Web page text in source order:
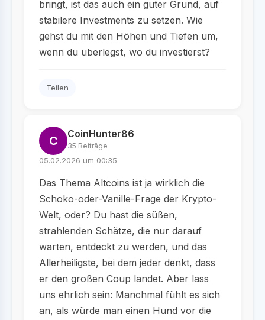
bringt, ist das auch ein guter Grund, auf
stabilere Investments zu setzen. Wie
gehst du mit den Höhen und Tiefen um,
wenn du überlegst, wo du investierst?
Teilen
C CoinHunter86
35 Beiträge
05.02.2026 um 00:35
Das Thema Altcoins ist ja wirklich die
Schoko-oder-Vanille-Frage der Krypto-
Welt, oder? Du hast die süßen,
strahlenden Schätze, die nur darauf
warten, entdeckt zu werden, und das
Allerheiligste, bei dem jeder denkt, dass
er den großen Coup landet. Aber lass
uns ehrlich sein: Manchmal fühlt es sich
an, als würde man einen Hund vor die